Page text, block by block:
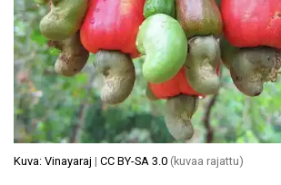
Kuva: Vinayaraj | CC BY-SA 3.0 (kuvaa rajattu)